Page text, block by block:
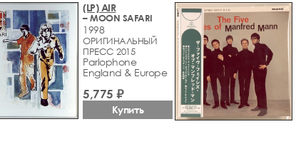
(LP) AIR
– MOON SAFARI
1998
ОРИГИНАЛЬНЫЙ
ПРЕСС 2015
Parlophone
England & Europe
5,775 ₽
Купить